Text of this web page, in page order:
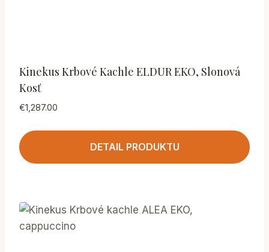
Kinekus Krbové Kachle ELDUR EKO, Slonová
Kosť
€1,287.00
DETAIL PRODUKTU